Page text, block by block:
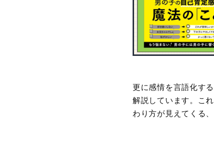
更に感情を言語化す
解説しています。こ
わり方が見えてくる